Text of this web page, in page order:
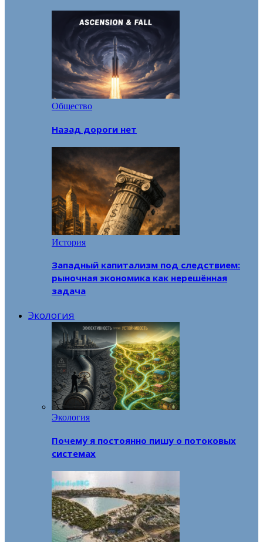
Общество
Назад дороги нет
История
Западный капитализм под следствием:
рыночная экономика как нерешённая
задача
Экология
Экология
Почему я постоянно пишу о потоковых
системах